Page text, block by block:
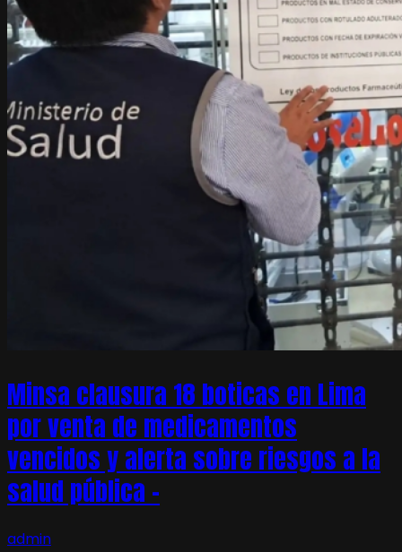
Minsa clausura 18 boticas en Lima
por venta de medicamentos
vencidos y alerta sobre riesgos a la
salud pública –
admin